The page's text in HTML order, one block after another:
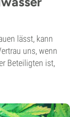
lässt, kann
uns, wenn
Beteiligten ist,